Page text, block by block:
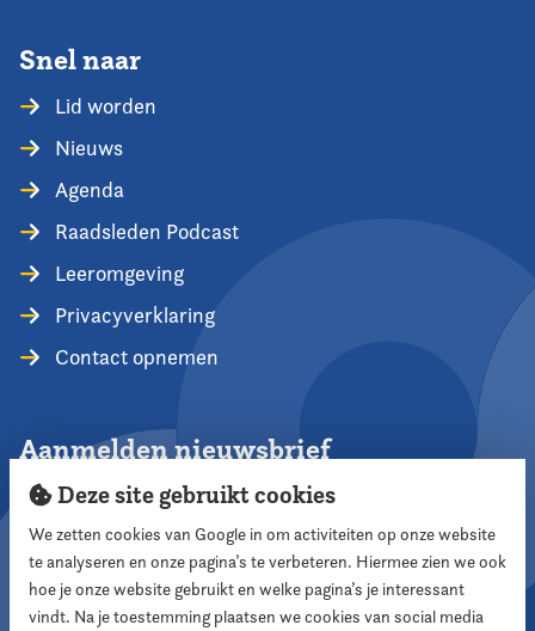
Snel naar
Lid worden
Nieuws
Agenda
Raadsleden Podcast
Leeromgeving
Privacyverklaring
Contact opnemen
Aanmelden nieuwsbrief
Aanmelden
Deze site gebruikt cookies
We zetten cookies van Google in om activiteiten op onze website
te analyseren en onze pagina’s te verbeteren. Hiermee zien we ook
hoe je onze website gebruikt en welke pagina’s je interessant
vindt. Na je toestemming plaatsen we cookies van social media